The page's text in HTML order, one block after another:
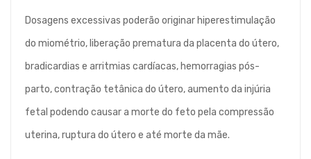
Dosagens excessivas poderão originar hiperestimulação
do miométrio, liberação prematura da placenta do útero,
bradicardias e arritmias cardíacas, hemorragias pós-
parto, contração tetânica do útero, aumento da injúria
fetal podendo causar a morte do feto pela compressão
uterina, ruptura do útero e até morte da mãe.